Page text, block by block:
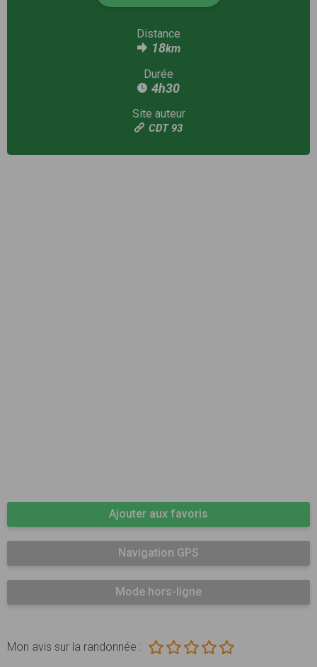
Distance
18km
Durée
4h30
Site auteur
CDT 93
Ajouter aux favoris
Navigation GPS
Mode hors-ligne
Mon avis sur la randonnée :